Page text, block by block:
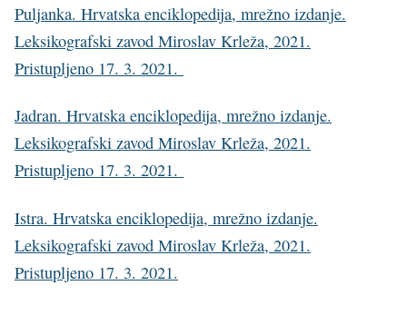
Puljanka. Hrvatska enciklopedija, mrežno izdanje.
Leksikografski zavod Miroslav Krleža, 2021.
Pristupljeno 17. 3. 2021.
Jadran. Hrvatska enciklopedija, mrežno izdanje.
Leksikografski zavod Miroslav Krleža, 2021.
Pristupljeno 17. 3. 2021.
Istra. Hrvatska enciklopedija, mrežno izdanje.
Leksikografski zavod Miroslav Krleža, 2021.
Pristupljeno 17. 3. 2021.